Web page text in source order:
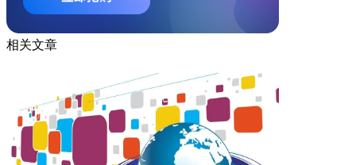
相关文章